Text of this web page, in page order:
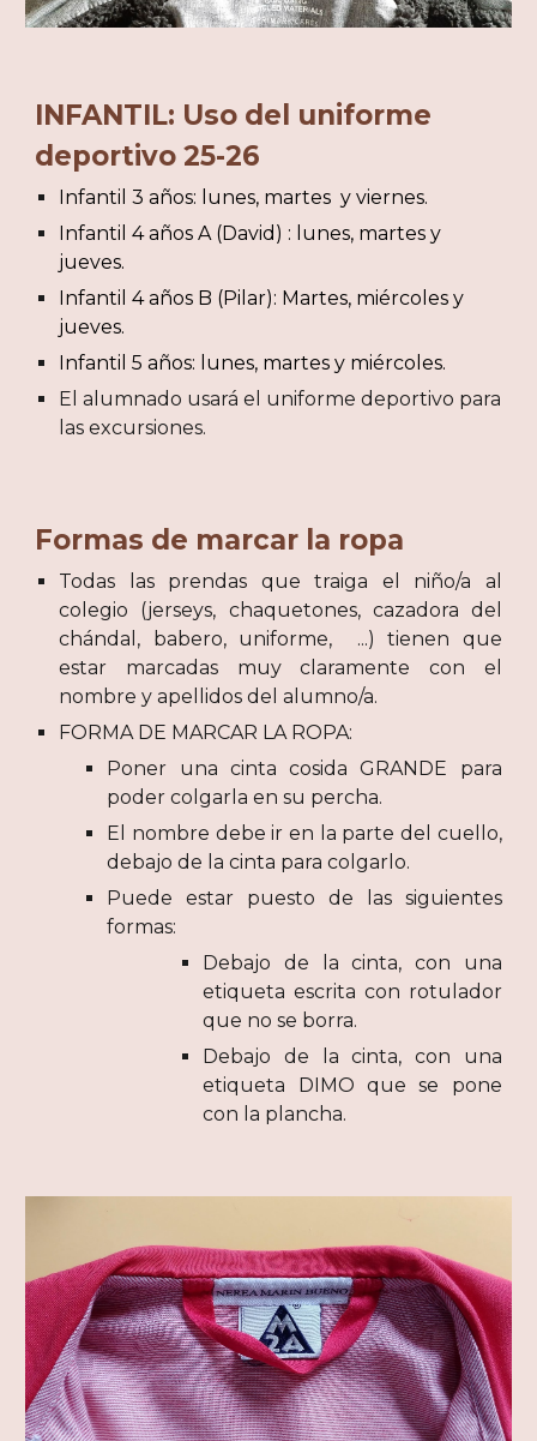
INFANTIL: Uso del uniforme
deportivo 25-26
Infantil 3 años: lunes, martes y viernes.
Infantil 4 añosA (David) : lunes, martes y
jueves.
Infantil 4 años B (Pilar): Martes, miércoles y
jueves.
Infantil 5 años: lunes, martes y miércoles.
El alumnado usará el uniforme deportivo para
las excursiones.
Formas de marcar la ropa
Todas las prendas que traiga el niño/a al
colegio (jerseys, chaquetones, cazadora del
chándal, babero, uniforme, ...) tienen que
estar marcadas muy claramente con el
nombre y apellidos del alumno/a.
FORMA DE MARCAR LA ROPA:
Poner una cinta cosida GRANDE para
poder colgarla en su percha.
El nombre debe ir en la parte del cuello,
debajo de la cinta para colgarlo.
Puede estar puesto de las siguientes
formas:
Debajo de la cinta, con una
etiqueta escrita con rotulador
que no se borra.
Debajo de la cinta, con una
etiqueta DIMO que se pone
con la plancha.